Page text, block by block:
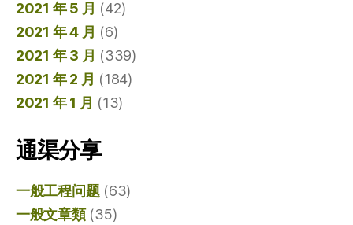
2021 年 5 月 (42)
2021 年 4 月 (6)
2021 年 3 月 (339)
2021 年 2 月 (184)
2021 年 1 月 (13)
通渠分享
一般工程问题(63)
一般文章類(35)